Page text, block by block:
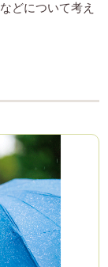
どについて考え